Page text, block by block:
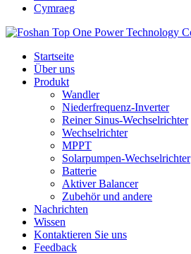
Cymraeg
Startseite
Über uns
Produkt
Wandler
Niederfrequenz-Inverter
Reiner Sinus-Wechselrichter
Wechselrichter
MPPT
Solarpumpen-Wechselrichter
Batterie
Aktiver Balancer
Zubehör und andere
Nachrichten
Wissen
Kontaktieren Sie uns
Feedback